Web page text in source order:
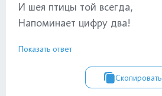
И шея птицы той всегда,
Напоминает цифру два!
Показать ответ
Скопировать